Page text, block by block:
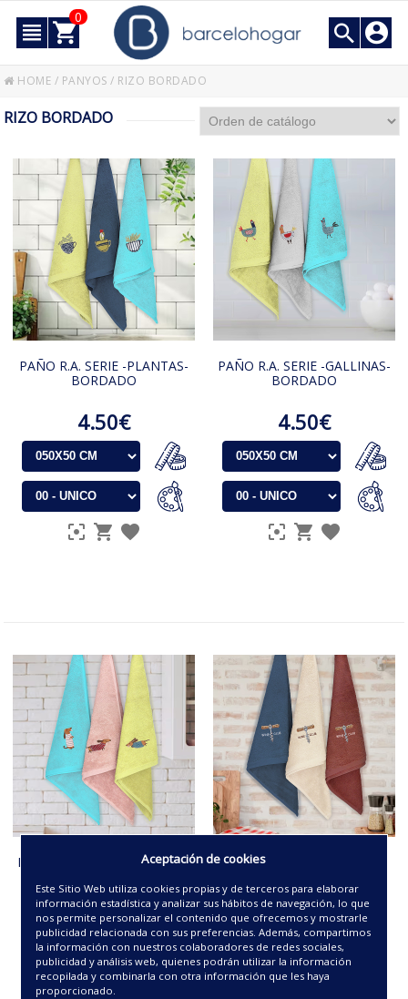
0
HOME / PANYOS / RIZO BORDADO
RIZO BORDADO
PAÑO R.A. SERIE -PLANTAS-
BORDADO
4.50€
PAÑO R.A. SERIE -GALLINAS-
BORDADO
4.50€
PAÑO R.A. SERIE -PERRITOS-
4.50€
PAÑO R.A. SERIE -
4.50€
Aceptación de cookies
Este Sitio Web utiliza cookies propias y de terceros para elaborar
información estadística y analizar sus hábitos de navegación, lo que
nos permite personalizar el contenido que ofrecemos y mostrarle
publicidad relacionada con sus preferencias. Además, compartimos
la información con nuestros colaboradores de redes sociales,
publicidad y análisis web, quienes podrán utilizar la información
recopilada y combinarla con otra información que les haya
proporcionado.